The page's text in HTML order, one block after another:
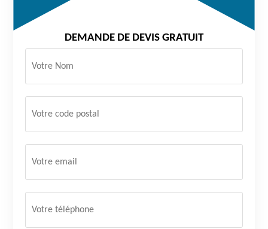
DEMANDE DE DEVIS GRATUIT